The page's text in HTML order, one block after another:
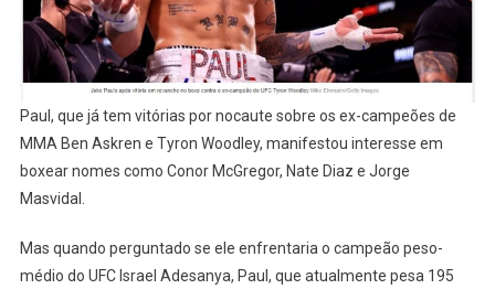
Paul, que já tem vitórias por nocaute sobre os ex-campeões de
MMA Ben Askren e Tyron Woodley, manifestou interesse em
boxear nomes como Conor McGregor, Nate Diaz e Jorge
Masvidal.
Mas quando perguntado se ele enfrentaria o campeão peso-
médio do UFC Israel Adesanya, Paul, que atualmente pesa 195